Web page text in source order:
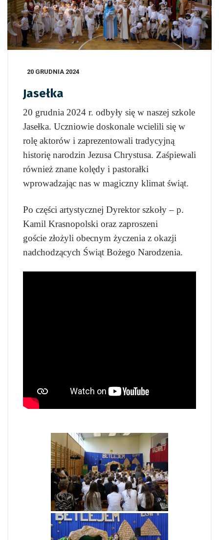
20 GRUDNIA 2024
Jasełka
20 grudnia 2024 r. odbyły się w naszej szkole
Jasełka. Uczniowie doskonale wcielili się w
rolę aktorów i zaprezentowali tradycyjną
historię narodzin Jezusa Chrystusa. Zaśpiewali
również znane kolędy i pastorałki
wprowadzając nas w magiczny klimat świąt.
Po części artystycznej Dyrektor szkoły – p.
Kamil Krasnopolski oraz zaproszeni
goście złożyli obecnym życzenia z okazji
nadchodzących Świąt Bożego Narodzenia.